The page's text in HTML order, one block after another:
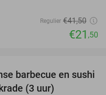
Regulier €41,50
€21 ,50
28%
barbecue en sushi
(3 uur)